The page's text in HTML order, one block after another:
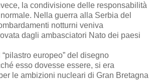
la condivisione delle responsabilità
Nella guerra alla Serbia del
notturni veniva
dagli ambasciatori Nato dei paesi
europeo” del disegno
esso dovesse essere, si era
le ambizioni nucleari di Gran Bretagna